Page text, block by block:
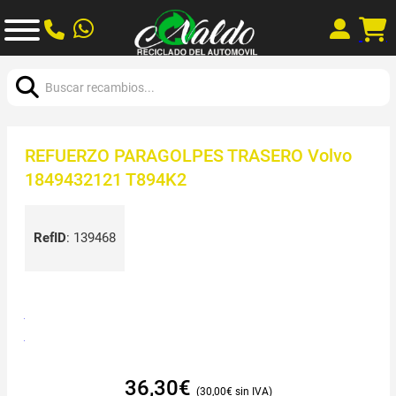
REFUERZO PARAGOLPES TRASERO Volvo
1849432121 T894K2
RefID: 139468
36,30€ 30,00€